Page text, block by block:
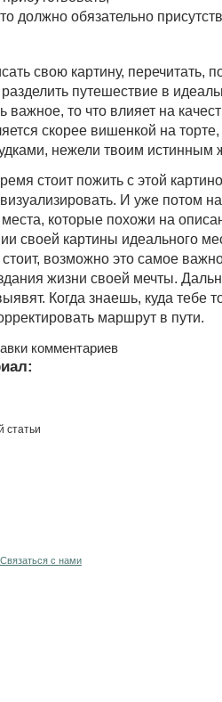
должно обязательно
свою картину, перечитать,
путешествие в
важное, то что влияет на
скорее вишенкой на
нежели твоим истинным
стоит пожить с этой
И уже потом
которые похожи на
своей картины идеального
возможно это самое
жизни своей мечты.
Когда знаешь, куда тебе
маршрут в пути.
комментариев
статьи
Связаться с нами